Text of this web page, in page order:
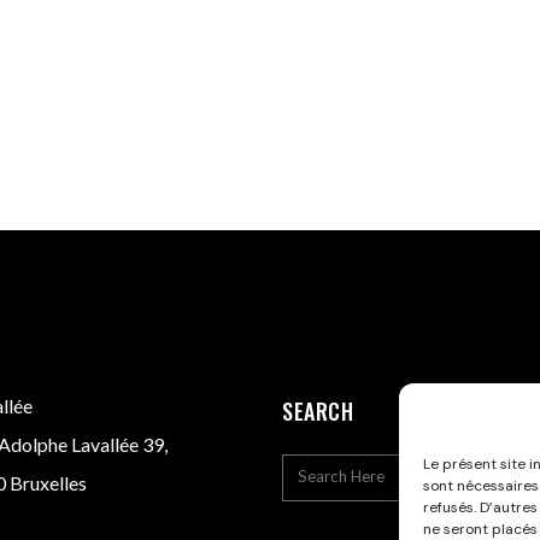
Le présent site
sont
refusés.
ne seront
Lavallée 39,
Bruxelles
SEARCH